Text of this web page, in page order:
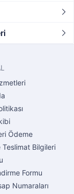
Ödeme
Teslimat Bilgileri
Formu
Numaraları